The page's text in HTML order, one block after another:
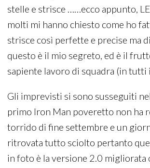
stelle e strisce ……ecco appunto, LE
molti mi hanno chiesto come ho
strisce così perfette e precise ma
questo è il mio segreto, ed è il
sapiente lavoro di squadra (in tutti
Gli imprevisti si sono susseguiti
primo Iron Man poveretto non ha
torrido di fine settembre e un
ritrovata tutto sciolto pertanto
in foto è la versione 2.0 migliorata